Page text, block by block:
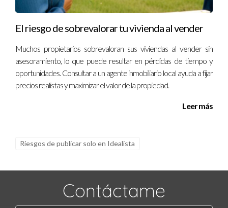
Evalúa la oferta cuidadosamente y considera consultar a tu
adecuadamente con las negociaciones. Recuerda siempre
que tener apoyo profesional puede marcar la diferencia entre
una experiencia estresante y una transacción exitosa. ¡Habla
con Iraido Rodriguez hoy mismo!
El riesgo de sobrevalorar tu vivienda al vender
Muchos propietarios sobrevaloran sus viviendas al vender sin
asesoramiento, lo que puede resultar en pérdidas de tiempo y
oportunidades. Consultar a un agente inmobiliario local ayuda a fijar
precios realistas y maximizar el valor de la propiedad.
Leer más
Riesgos de publicar solo en Idealista
Contáctame